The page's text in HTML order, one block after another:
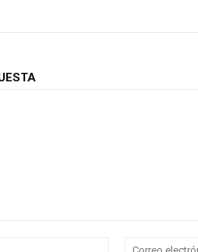
Nombre:*